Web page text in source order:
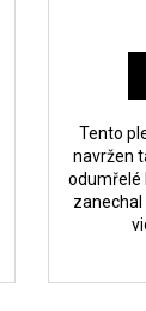
Tento
navržen
odumřelé
zanechal